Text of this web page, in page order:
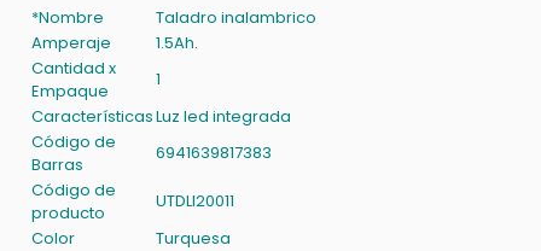
*Nombre
Taladro inalambrico
Amperaje
1.5Ah.
Cantidad x
Empaque
1
CaracterísticasLuz led integrada
Código de
Barras
6941639817383
Código de
producto
UTDLI20011
Color
Turquesa